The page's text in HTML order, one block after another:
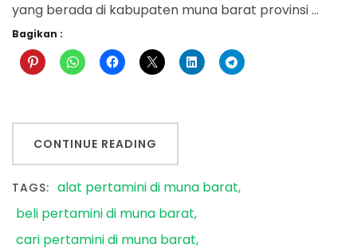
yang berada di kabupaten muna barat provinsi …
Bagikan :
CONTINUE READING
TAGS: alat pertamini di muna barat
beli pertamini di muna barat
cari pertamini di muna barat